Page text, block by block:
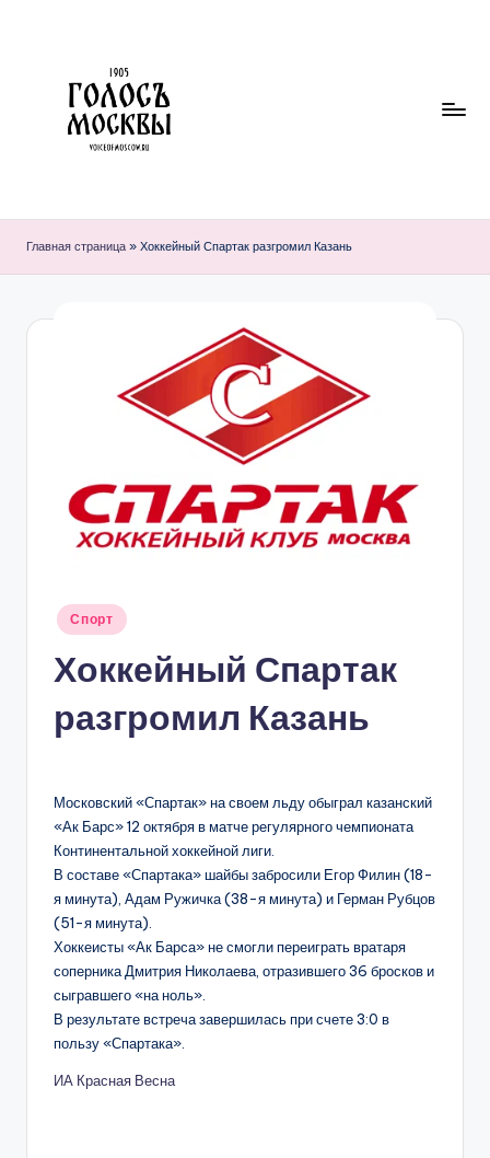
содержимому
О
Л
О
Ы
Главная страница » Хоккейный Спартак разгромил Казань
Опубликовано
Спорт
Хоккейный Спартак
разгромил Казань
Московский «Спартак» на своем льду обыграл казанский
«Ак Барс» 12 октября в матче регулярного чемпионата
Континентальной хоккейной лиги.
В составе «Спартака» шайбы забросили Егор Филин (18-
я минута), Адам Ружичка (38-я минута) и Герман Рубцов
(51-я минута).
Хоккеисты «Ак Барса» не смогли переиграть вратаря
соперника Дмитрия Николаева, отразившего 36 бросков и
сыгравшего «на ноль».
В результате встреча завершилась при счете 3:0 в
пользу «Спартака».
ИА Красная Весна